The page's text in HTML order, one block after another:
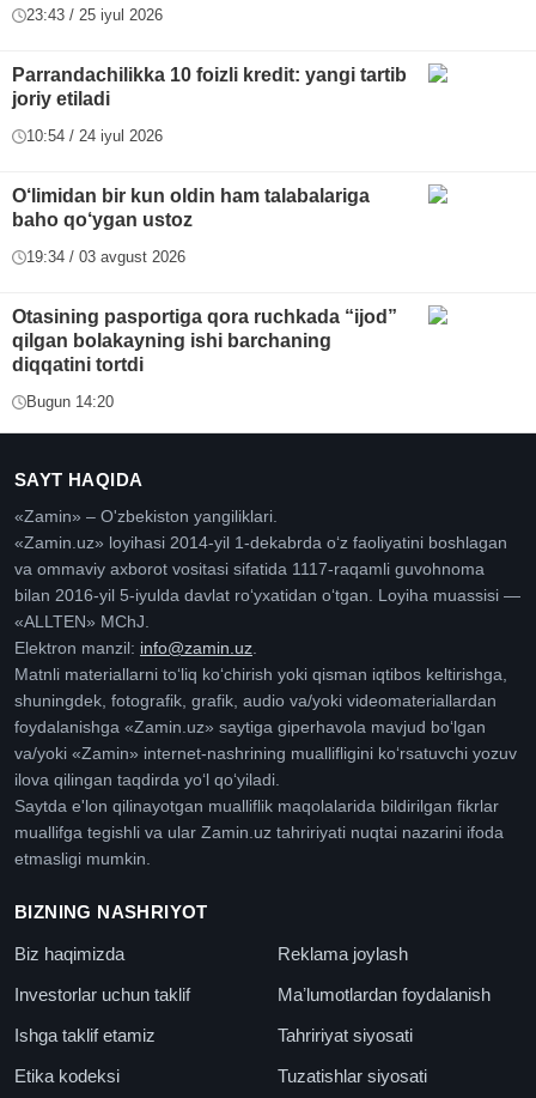
23:43 / 25 iyul 2026
Parrandachilikka 10 foizli kredit: yangi tartib
joriy etiladi
10:54 / 24 iyul 2026
O‘limidan bir kun oldin ham talabalariga
baho qo‘ygan ustoz
19:34 / 03 avgust 2026
Otasining pasportiga qora ruchkada “ijod”
qilgan bolakayning ishi barchaning
diqqatini tortdi
Bugun 14:20
SAYT HAQIDA
«Zamin» – O'zbekiston yangiliklari.
«Zamin.uz» loyihasi 2014-yil 1-dekabrda oʻz faoliyatini boshlagan
va ommaviy axborot vositasi sifatida 1117-raqamli guvohnoma
bilan 2016-yil 5-iyulda davlat roʻyxatidan oʻtgan. Loyiha muassisi —
«ALLTEN» MChJ.
Elektron manzil: info@zamin.uz.
Matnli materiallarni toʻliq koʻchirish yoki qisman iqtibos keltirishga,
shuningdek, fotografik, grafik, audio va/yoki videomateriallardan
foydalanishga «Zamin.uz» saytiga giperhavola mavjud boʻlgan
va/yoki «Zamin» internet-nashrining muallifligini koʻrsatuvchi yozuv
ilova qilingan taqdirda yoʻl qoʻyiladi.
Saytda e'lon qilinayotgan mualliflik maqolalarida bildirilgan fikrlar
muallifga tegishli va ular Zamin.uz tahririyati nuqtai nazarini ifoda
etmasligi mumkin.
BIZNING NASHRIYOT
Biz haqimizda
Reklama joylash
Investorlar uchun taklif
Maʼlumotlardan foydalanish
Ishga taklif etamiz
Tahririyat siyosati
Etika kodeksi
Tuzatishlar siyosati